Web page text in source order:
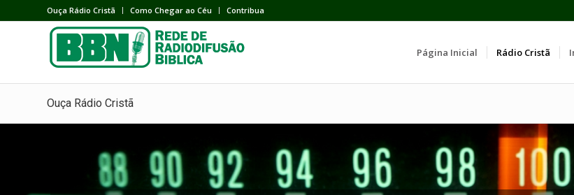
Ouça Rádio Cristã Como Chegar ao Céu Contribua
Página Inicial Rádio Cristã
Ouça Rádio Cristã